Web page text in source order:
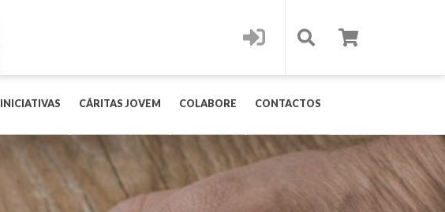
INICIATIVAS CÁRITAS JOVEM COLABORE CONTACTOS